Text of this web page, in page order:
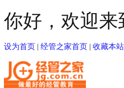
你好，欢迎来
设为首页 | 经管之家首页 | 收藏本站